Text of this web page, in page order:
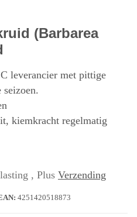
(Barbarea
leverancier met pittige
seizoen.
kiemkracht regelmatig
, Plus Verzending
4251420518873